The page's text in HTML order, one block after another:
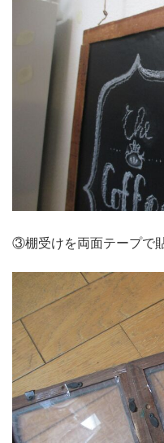
③棚受けを両面テープで貼